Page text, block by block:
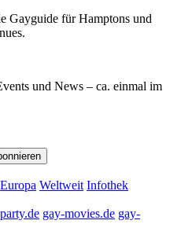
Gayguide für Hamptons und
und News – ca. einmal im
Europa Weltweit Infothek
gay-movies.de gay-